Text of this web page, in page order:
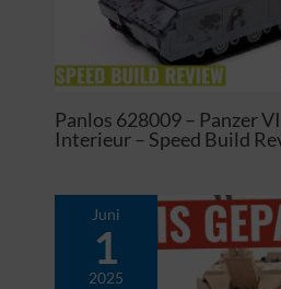
Panlos 628009 – Panzer
Interieur – Speed Build
Juni
1
2025